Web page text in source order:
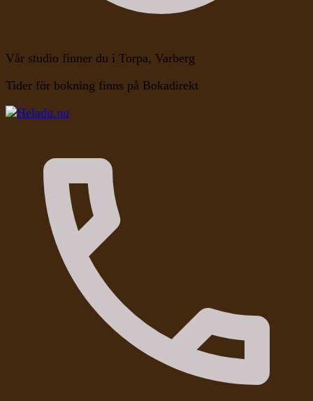
Vår studio finner du i Torpa, Varberg
Tider för bokning finns på Bokadirekt
Heladu.nu